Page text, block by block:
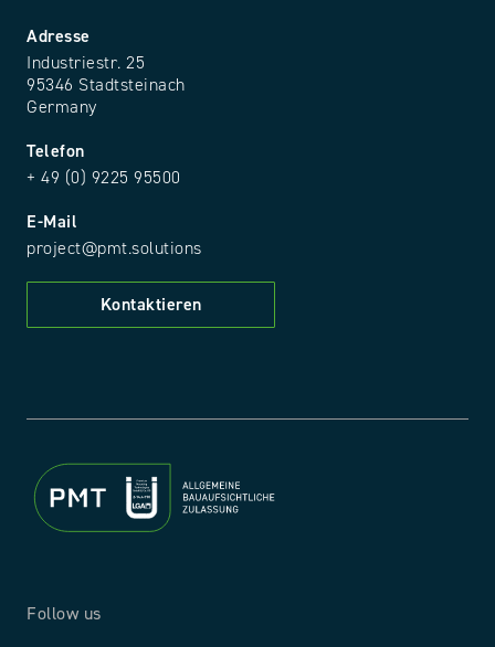
Adresse
Industriestr. 25
95346 Stadtsteinach
Germany
Telefon
+ 49 (0) 9225 95500
E-Mail
project@pmt.solutions
Kontaktieren
Follow us